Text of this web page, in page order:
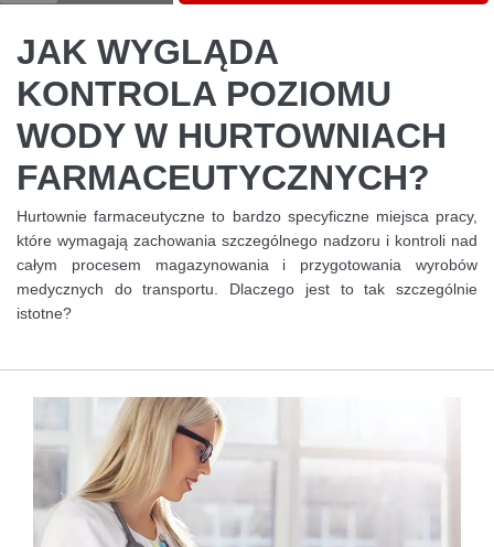
JAK WYGLĄDA
KONTROLA POZIOMU
WODY W HURTOWNIACH
FARMACEUTYCZNYCH?
Hurtownie farmaceutyczne to bardzo specyficzne miejsca pracy,
które wymagają zachowania szczególnego nadzoru i kontroli nad
całym procesem magazynowania i przygotowania wyrobów
medycznych do transportu. Dlaczego jest to tak szczególnie
istotne?